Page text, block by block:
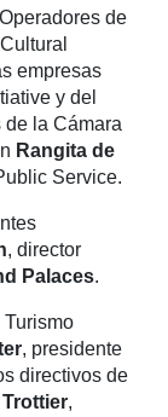
de
empresas
y del
de la Cámara
Rangita de
Service.
, director
Palaces.
Turismo
, presidente
directivos de
,